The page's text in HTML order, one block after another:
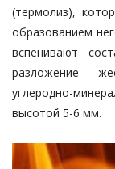
(термолиз),
образованием
вспенивают
разложение -
углеродно-
высотой 5-6 мм.